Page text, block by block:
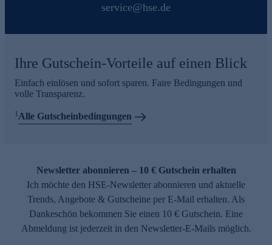
service@hse.de
Ihre Gutschein-Vorteile auf einen Blick
Einfach einlösen und sofort sparen. Faire Bedingungen und
volle Transparenz.
1Alle Gutscheinbedingungen
Newsletter abonnieren – 10 € Gutschein erhalten
Ich möchte den HSE-Newsletter abonnieren und aktuelle
Trends, Angebote & Gutscheine per E-Mail erhalten. Als
Dankeschön bekommen Sie einen 10 € Gutschein. Eine
Abmeldung ist jederzeit in den Newsletter-E-Mails möglich.